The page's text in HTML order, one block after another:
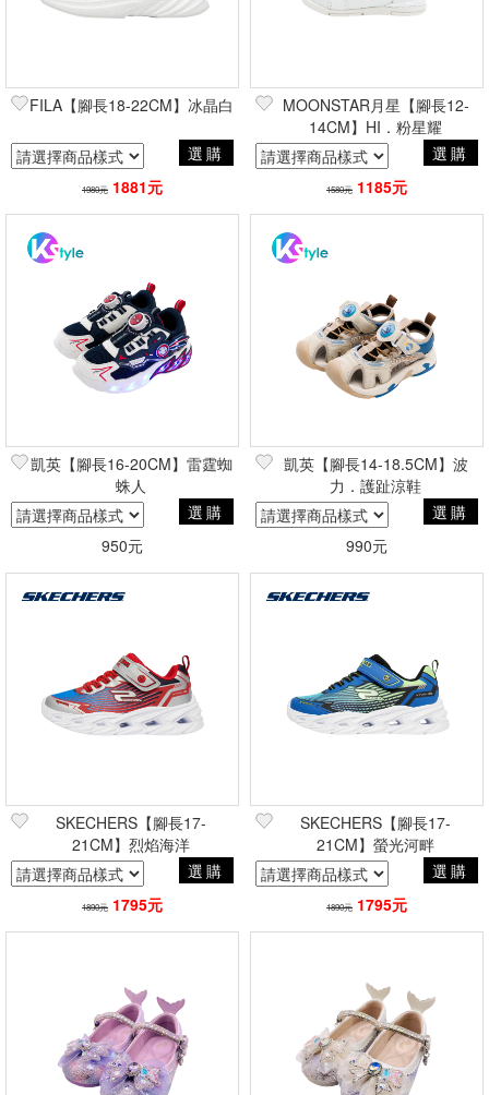
FILA【腳長18-22CM】冰晶白
選購
1980元 1881元
MOONSTAR月星【腳長12-
14CM】HI．粉星耀
選購
1580元 1185元
凱英【腳長16-20CM】雷霆蜘
蛛人
選購
950元
凱英【腳長14-18.5CM】波
力．護趾涼鞋
選購
990元
SKECHERS【腳長17-
21CM】烈焰海洋
選購
1890元 1795元
SKECHERS【腳長17-
21CM】螢光河畔
選購
1890元 1795元